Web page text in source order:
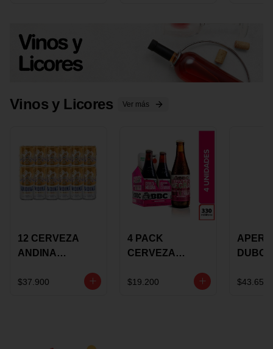
Vinos y Licores Ver más
12 CERVEZA
ANDINA
LATON
$37.900
4 PACK
CERVEZA
ROSE BBC
$19.200
VINO
$43.650